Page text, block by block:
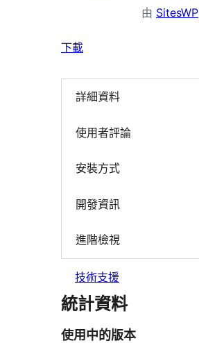
由 SitesWP
下載
詳細資料
使用者評論
安裝方式
開發資訊
進階檢視
技術支援
統計資料
使用中的版本